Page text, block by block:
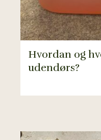
Hvordan og
udendørs?